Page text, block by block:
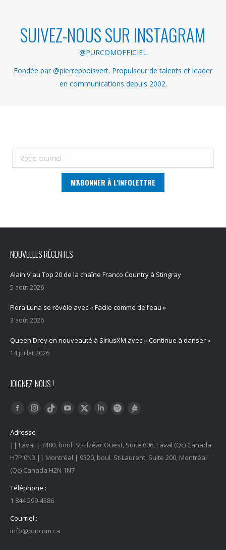
SUIVEZ-NOUS SUR INSTAGRAM
@PURCOMOFFICIEL
Fondée par @pierrepboisvert. Propulseur de talents et leader
en communications depuis 2002.
NOUVELLES RÉCENTES
Alain V au Top 20 de la chaîne Franco Country à Stingray
5 août 2026
Flora Luna se révèle avec « Facile comme de l’eau »
3 août 2026
Queen Drey en nouveauté à SiriusXM avec « Continue à danser »
14 juillet 2026
JOIGNEZ-NOUS !
Trouvez nous sur :
FacebookInstagram
Tiktok YouTubeTwitter LinkedInSpotify
Adresse :
|| Laval | 3480, boul. St-Elzéar Ouest, Suite 606, Laval (Qc) Canada
H7P 0N3 || Montréal | 9320, boul. St-Laurent, Suite 200, Montréal
(Qc) Canada H2N 1N7
Téléphone :
1 844 599-4586
Courriel :
info@purcom.ca